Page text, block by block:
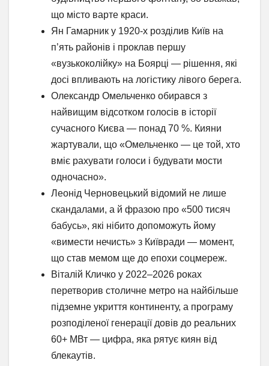
що місто варте краси.
Ян Гамарник у 1920-х розділив Київ на
п’ять районів і проклав першу
«вузькоколійку» на Боярці — рішення, які
досі впливають на логістику лівого берега.
Олександр Омельченко обирався з
найвищим відсотком голосів в історії
сучасного Києва — понад 70 %. Кияни
жартували, що «Омельченко — це той, хто
вміє рахувати голоси і будувати мости
одночасно».
Леонід Черновецький відомий не лише
скандалами, а й фразою про «500 тисяч
бабусь», які нібито допоможуть йому
«вимести нечисть» з Київради — момент,
що став мемом ще до епохи соцмереж.
Віталій Кличко у 2022–2026 роках
перетворив столичне метро на найбільше
підземне укриття континенту, а програму
розподіленої генерації довів до реальних
60+ МВт — цифра, яка рятує киян від
блекаутів.